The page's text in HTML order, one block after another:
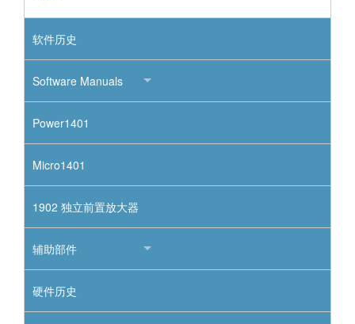
软件历史
Software Manuals
Power1401
Micro1401
1902 独立前置放大器
辅助部件
硬件历史